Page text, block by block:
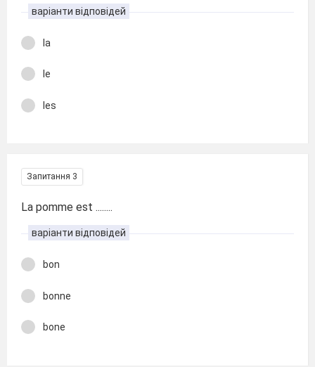
варіанти відповідей
la
le
les
Запитання 3
La pomme est ........
варіанти відповідей
bon
bonne
bone